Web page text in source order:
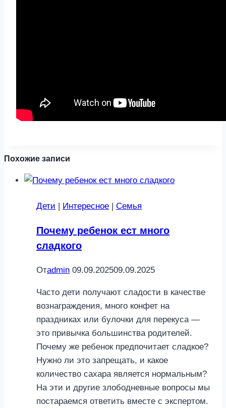
Похожие записи
Дети | Интересное | Семья
Почему ребенок ест много
сладкого
Отadmin 09.09.202509.09.2025
Часто дети получают сладости в качестве
вознаграждения, много конфет на
праздниках или булочки для перекуса —
это привычка большинства родителей.
Почему же ребенок предпочитает сладкое?
Нужно ли это запрещать, и какое
количество сахара является нормальным?
На эти и другие злободневные вопросы мы
постараемся ответить вместе с экспертом.